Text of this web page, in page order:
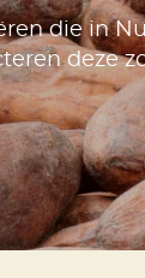
die in
deze